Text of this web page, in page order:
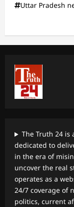
Uttar Pradesh
The Truth 24
dedicated to
in the era of
uncover the real
operates as a
24/7 coverage of
politics, current